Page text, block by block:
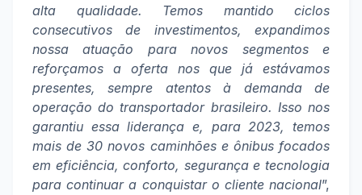
alta qualidade. Temos mantido ciclos
consecutivos de investimentos, expandimos
nossa atuação para novos segmentos e
reforçamos a oferta nos que já estávamos
presentes, sempre atentos à demanda de
operação do transportador brasileiro. Isso nos
garantiu essa liderança e, para 2023, temos
mais de 30 novos caminhões e ônibus focados
em eficiência, conforto, segurança e tecnologia
para continuar a conquistar o cliente nacional”,